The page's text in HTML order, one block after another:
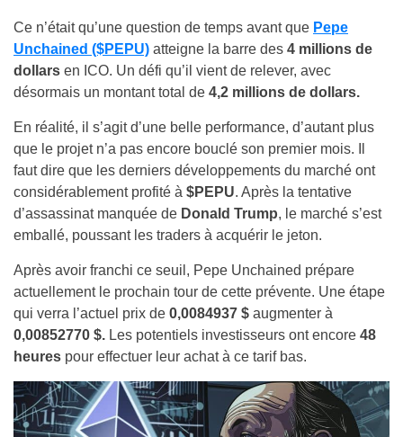
Ce n’était qu’une question de temps avant que Pepe
Unchained ($PEPU) atteigne la barre des 4 millions de
dollars en ICO. Un défi qu’il vient de relever, avec
désormais un montant total de 4,2 millions de dollars.
En réalité, il s’agit d’une belle performance, d’autant plus
que le projet n’a pas encore bouclé son premier mois. Il
faut dire que les derniers développements du marché ont
considérablement profité à $PEPU. Après la tentative
d’assassinat manquée de Donald Trump, le marché s’est
emballé, poussant les traders à acquérir le jeton.
Après avoir franchi ce seuil, Pepe Unchained prépare
actuellement le prochain tour de cette prévente. Une étape
qui verra l’actuel prix de 0,0084937 $ augmenter à
0,00852770 $. Les potentiels investisseurs ont encore 48
heures pour effectuer leur achat à ce tarif bas.